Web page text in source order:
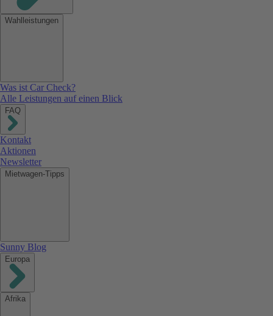
Wahlleistungen
Was ist Car Check?
Alle Leistungen auf einen Blick
FAQ
Kontakt
Aktionen
Newsletter
Mietwagen-Tipps
Sunny Blog
Europa
Afrika